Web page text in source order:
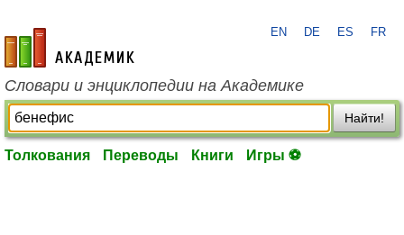
academic.ru
EN DE ES FR
Словари и энциклопедии на Академике
Найти!
Толкования Переводы Книги Игры ⚽